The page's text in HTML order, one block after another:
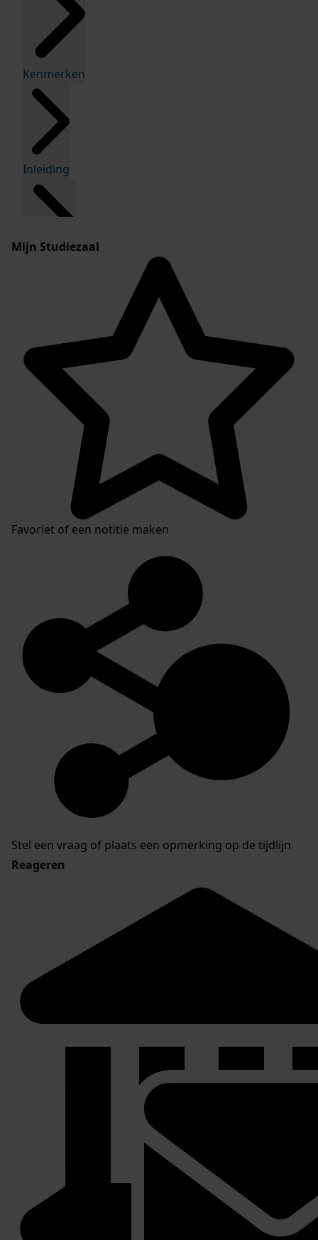
Kenmerken
Inleiding
Mijn Studiezaal
Favoriet of een notitie maken
Stel een vraag of plaats een opmerking op de tijdlijn
Reageren